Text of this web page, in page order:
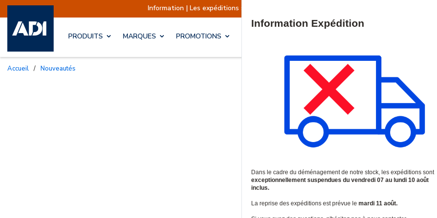
Information | Les expéditions sont actuellement suspendues
PRODUITS MARQUES PROMOTIONS
Accueil / Nouveautés